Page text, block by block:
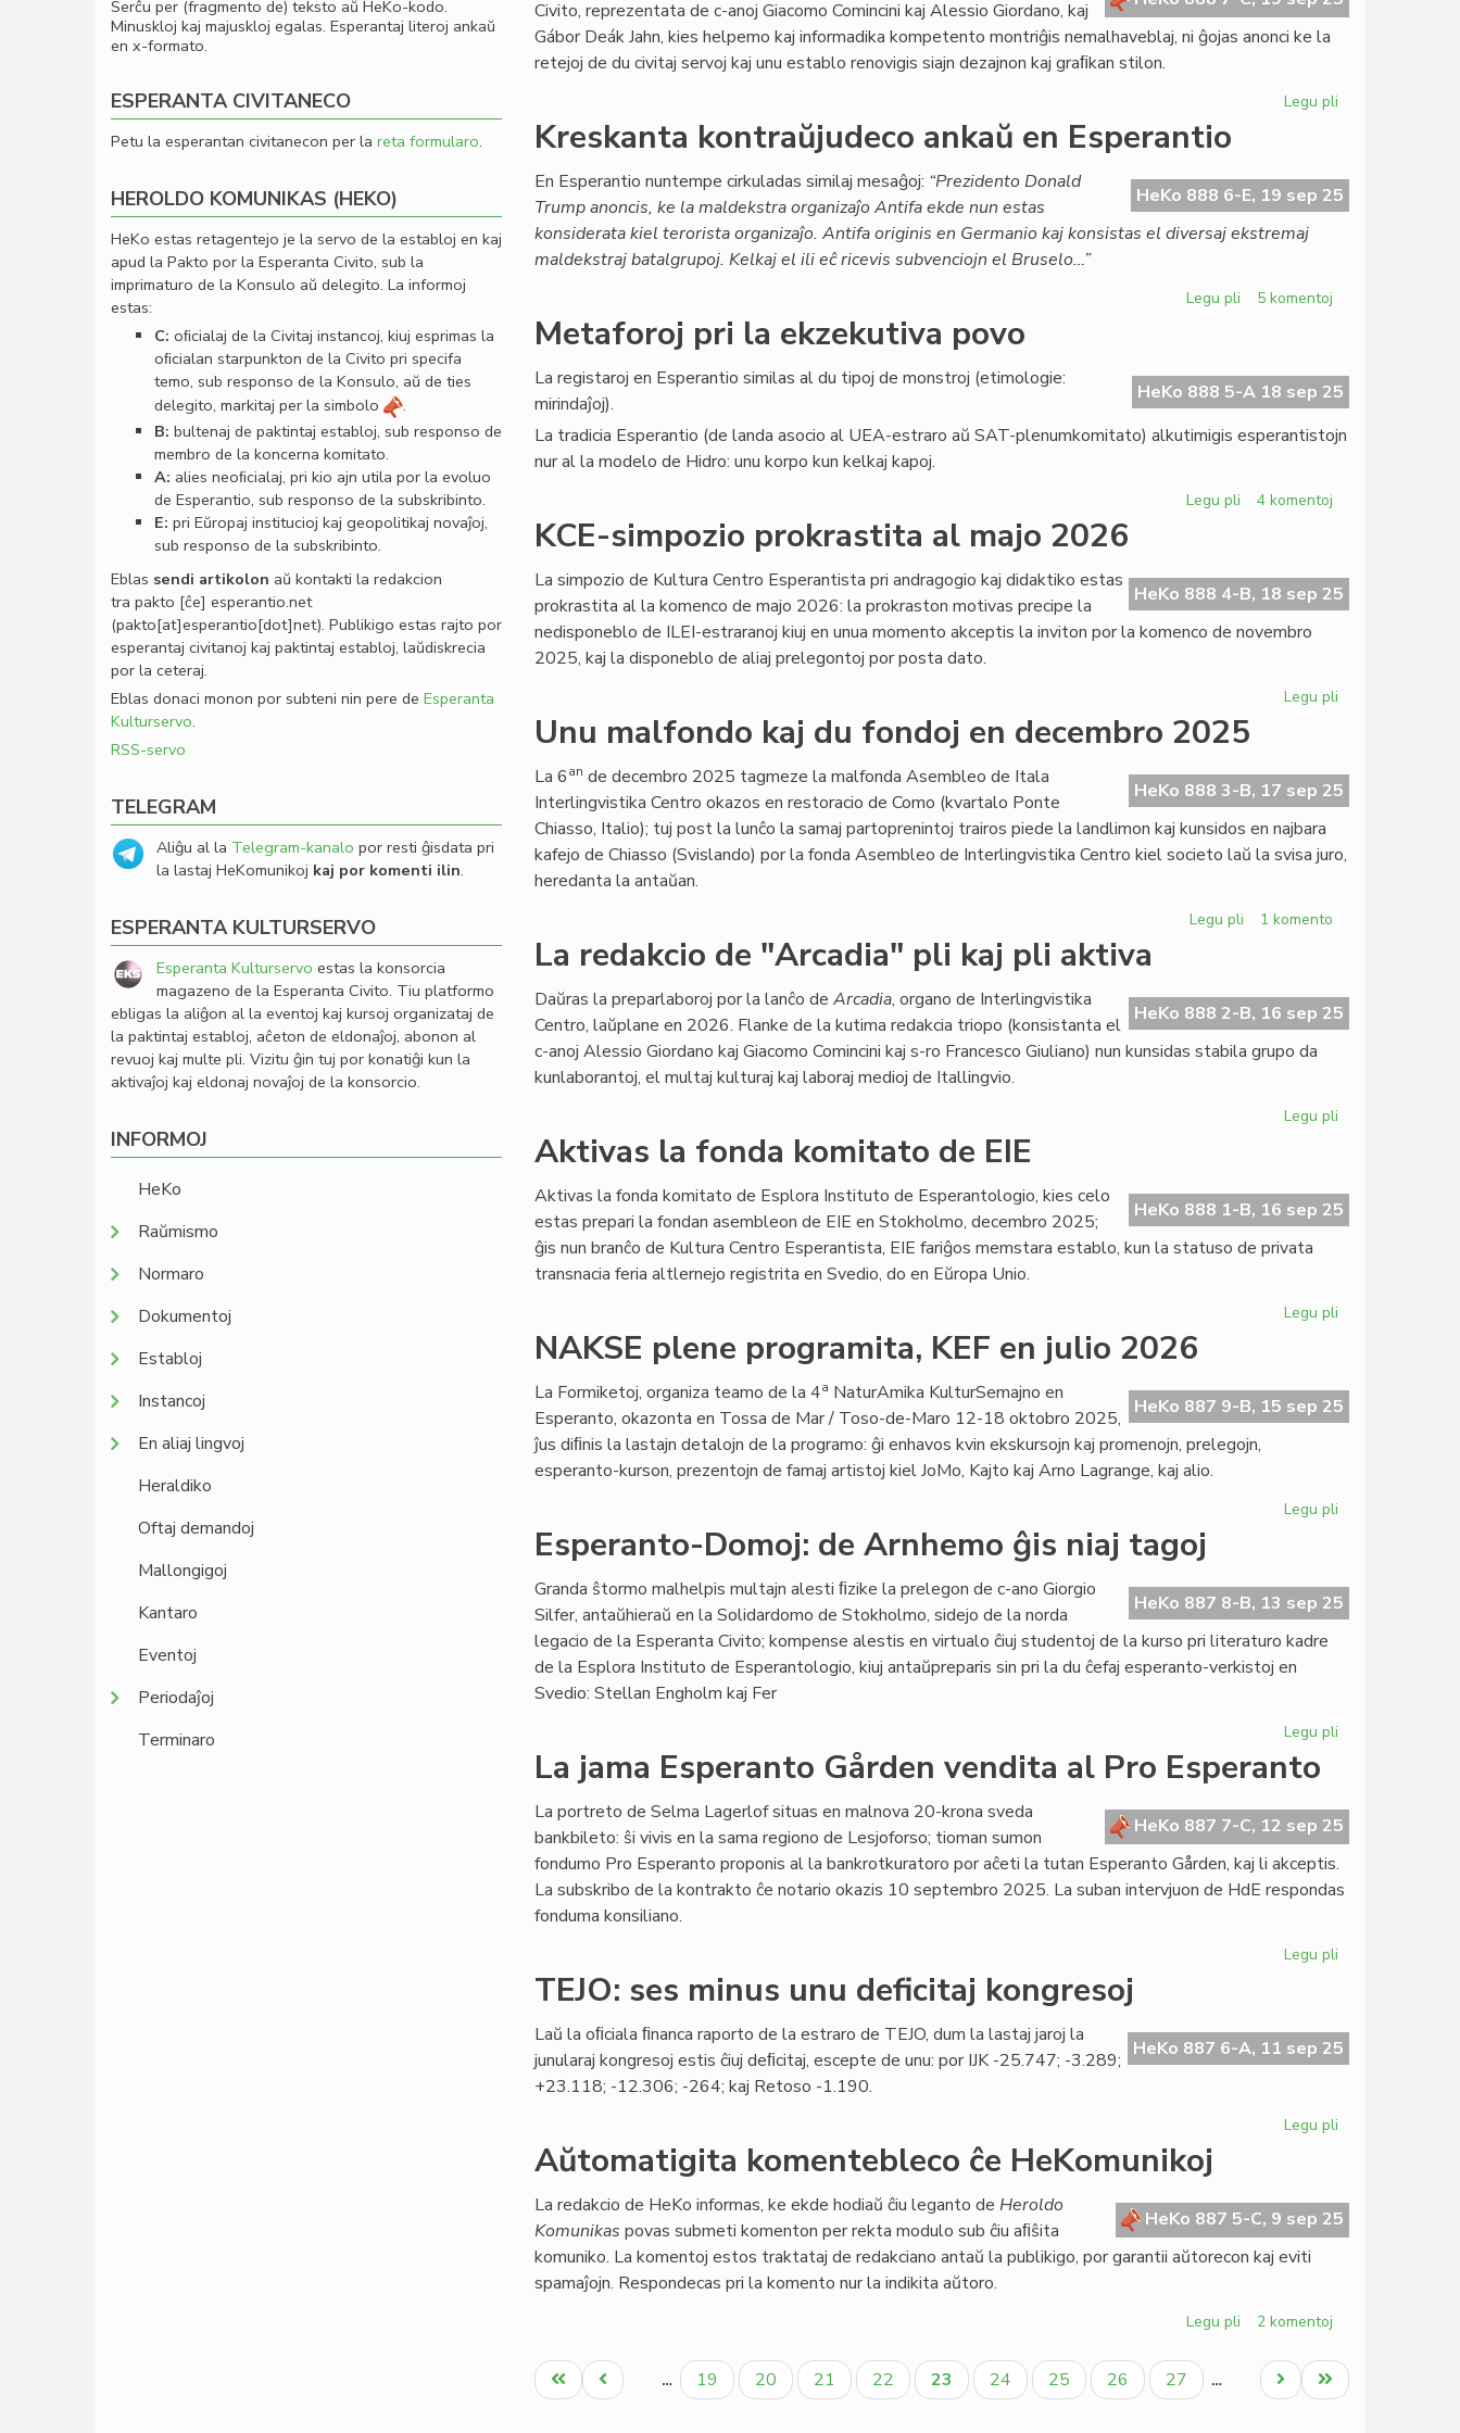
Civito, reprezentata de c-anoj Giacomo Comincini kaj Alessio Giordano, kaj
Gábor Deák Jahn, kies helpemo kaj informadika kompetento montriĝis nemalhaveblaj, ni ĝojas anonci ke la
retejoj de du civitaj servoj kaj unu establo renovigis siajn dezajnon kaj graﬁkan stilon.
Legu pli
la
ĉefaj
Kreskanta kontraŭjudeco ankaŭ en Esperantio
HeKo 888 6-E, 19 sep 25
En Esperantio nuntempe cirkuladas similaj mesaĝoj: “Prezidento Donald
Trump anoncis, ke la maldekstra organizaĵo Antifa ekde nun estas
konsiderata kiel terorista organizaĵo. Antifa originis en Germanio kaj konsistas el diversaj ekstremaj
maldekstraj batalgrupoj. Kelkaj el ili eĉ ricevis subvenciojn el Bruselo…”
Legu pli
en
Esperantio
5 komentoj
Metaforoj pri la ekzekutiva povo
HeKo 888 5-A 18 sep 25
La registaroj en Esperantio similas al du tipoj de monstroj (etimologie:
mirindaĵoj).
La tradicia Esperantio (de landa asocio al UEA-estraro aŭ SAT-plenumkomitato) alkutimigis esperantistojn
nur al la modelo de Hidro: unu korpo kun kelkaj kapoj.
Legu pli pri
ekzekutiva
povo
4 komentoj
KCE-simpozio prokrastita al majo 2026
HeKo 888 4-B, 18 sep 25
La simpozio de Kultura Centro Esperantista pri andragogio kaj didaktiko estas
prokrastita al la komenco de majo 2026: la prokraston motivas precipe la
nedisponeblo de ILEI-estraranoj kiuj en unua momento akceptis la inviton por la komenco de novembro
2025, kaj la disponeblo de aliaj prelegontoj por posta dato.
Legu pli
al
majo
Unu malfondo kaj du fondoj en decembro 2025
HeKo 888 3-B, 17 sep 25
La 6an de decembro 2025 tagmeze la malfonda Asembleo de Itala
Interlingvistika Centro okazos en restoracio de Como (kvartalo Ponte
Chiasso, Italio); tuj post la lunĉo la samaj partoprenintoj trairos piede la landlimon kaj kunsidos en najbara
kafejo de Chiasso (Svislando) por la fonda Asembleo de Interlingvistika Centro kiel societo laŭ la svisa juro,
heredanta la antaŭan.
Legu pli
du
fondoj
en
1 komento
La redakcio de "Arcadia" pli kaj pli aktiva
HeKo 888 2-B, 16 sep 25
Daŭras la preparlaboroj por la lanĉo de Arcadia, organo de Interlingvistika
Centro, laŭplane en 2026. Flanke de la kutima redakcia triopo (konsistanta el
c-anoj Alessio Giordano kaj Giacomo Comincini kaj s-ro Francesco Giuliano) nun kunsidas stabila grupo da
kunlaborantoj, el multaj kulturaj kaj laboraj medioj de Itallingvio.
Legu pli
"Arcadia"
pli
Aktivas la fonda komitato de EIE
HeKo 888 1-B, 16 sep 25
Aktivas la fonda komitato de Esplora Instituto de Esperantologio, kies celo
estas prepari la fondan asembleon de EIE en Stokholmo, decembro 2025;
ĝis nun branĉo de Kultura Centro Esperantista, EIE fariĝos memstara establo, kun la statuso de privata
transnacia feria altlernejo registrita en Svedio, do en Eŭropa Unio.
Legu pli
komitato
de
NAKSE plene programita, KEF en julio 2026
HeKo 887 9-B, 15 sep 25
La Formiketoj, organiza teamo de la 4a NaturAmika KulturSemajno en
Esperanto, okazonta en Tossa de Mar / Toso-de-Maro 12-18 oktobro 2025,
ĵus diﬁnis la lastajn detalojn de la programo: ĝi enhavos kvin ekskursojn kaj promenojn, prelegojn,
esperanto-kurson, prezentojn de famaj artistoj kiel JoMo, Kajto kaj Arno Lagrange, kaj alio.
Legu pli
KEF
en
Esperanto-Domoj: de Arnhemo ĝis niaj tagoj
HeKo 887 8-B, 13 sep 25
Granda ŝtormo malhelpis multajn alesti ﬁzike la prelegon de c-ano Giorgio
Silfer, antaŭhieraŭ en la Solidardomo de Stokholmo, sidejo de la norda
legacio de la Esperanta Civito; kompense alestis en virtualo ĉiuj studentoj de la kurso pri literaturo kadre
de la Esplora Instituto de Esperantologio, kiuj antaŭpreparis sin pri la du ĉefaj esperanto-verkistoj en
Svedio: Stellan Engholm kaj Fer
Legu pli
Arnhemo
ĝis
tagoj
La jama Esperanto Gården vendita al Pro Esperanto
HeKo 887 7-C, 12 sep 25
La portreto de Selma Lagerlof situas en malnova 20-krona sveda
bankbileto: ŝi vivis en la sama regiono de Lesjoforso; tioman sumon
fondumo Pro Esperanto proponis al la bankrotkuratoro por aĉeti la tutan Esperanto Gården, kaj li akceptis.
La subskribo de la kontrakto ĉe notario okazis 10 septembro 2025. La suban intervjuon de HdE respondas
fonduma konsiliano.
Legu pli
Gården
vendita
TEJO: ses minus unu deficitaj kongresoj
HeKo 887 6-A, 11 sep 25
Laŭ la oﬁciala ﬁnanca raporto de la estraro de TEJO, dum la lastaj jaroj la
junularaj kongresoj estis ĉiuj deﬁcitaj, escepte de unu: por IJK -25.747; -3.289;
+23.118; -12.306; -264; kaj Retoso -1.190.
Legu pli
unu
deficitaj
Aŭtomatigita komentebleco ĉe HeKomunikoj
HeKo 887 5-C, 9 sep 25
La redakcio de HeKo informas, ke ekde hodiaŭ ĉiu leganto de Heroldo
Komunikas povas submeti komenton per rekta modulo sub ĉiu aﬁŝita
komuniko. La komentoj estos traktataj de redakciano antaŭ la publikigo, por garantii aŭtorecon kaj eviti
spamaĵojn. Respondecas pri la komento nur la indikita aŭtoro.
Legu pli
komentebleco
2 komentoj
Pagination
Unua
paĝo
Antaŭa
paĝo
… Paĝo
19 Paĝo
20 Paĝo
21 Paĝo
22
Aktuala
paĝo
23 Paĝo
24 Paĝo
25 Paĝo
26 Paĝo
27 …
Last
page
Next
page
Serĉu per (fragmento de) teksto aŭ HeKo-kodo.
Minuskloj kaj majuskloj egalas. Esperantaj literoj ankaŭ
en x-formato.
ESPERANTA CIVITANECO
Petu la esperantan civitanecon per la reta formularo.
HEROLDO KOMUNIKAS (HEKO)
HeKo estas retagentejo je la servo de la establoj en kaj
apud la Pakto por la Esperanta Civito, sub la
imprimaturo de la Konsulo aŭ delegito. La informoj
estas:
C: oﬁcialaj de la Civitaj instancoj, kiuj esprimas la
oﬁcialan starpunkton de la Civito pri specifa
temo, sub responso de la Konsulo, aŭ de ties
delegito, markitaj per la simbolo
.
B: bultenaj de paktintaj establoj, sub responso de
membro de la koncerna komitato.
A: alies neoﬁcialaj, pri kio ajn utila por la evoluo
de Esperantio, sub responso de la subskribinto.
E: pri Eŭropaj institucioj kaj geopolitikaj novaĵoj,
sub responso de la subskribinto.
Eblas sendi artikolon aŭ kontakti la redakcion
tra pakto [ĉe] esperantio.net
(pakto[at]esperantio[dot]net). Publikigo estas rajto por
esperantaj civitanoj kaj paktintaj establoj, laŭdiskrecia
por la ceteraj.
Eblas donaci monon por subteni nin pere de Esperanta
Kulturservo.
RSS-servo
TELEGRAM
Aliĝu al la Telegram-kanalo por resti ĝisdata pri
la lastaj HeKomunikoj kaj por komenti ilin.
ESPERANTA KULTURSERVO
Esperanta Kulturservo estas la konsorcia
magazeno de la Esperanta Civito. Tiu platformo
ebligas la aliĝon al la eventoj kaj kursoj organizataj de
la paktintaj establoj, aĉeton de eldonaĵoj, abonon al
revuoj kaj multe pli. Vizitu ĝin tuj por konatiĝi kun la
aktivaĵoj kaj eldonaj novaĵoj de la konsorcio.
INFORMOJ
HeKo
Raŭmismo
Normaro
Dokumentoj
Establoj
Instancoj
En aliaj lingvoj
Heraldiko
Oftaj demandoj
Mallongigoj
Kantaro
Eventoj
Periodaĵoj
Terminaro